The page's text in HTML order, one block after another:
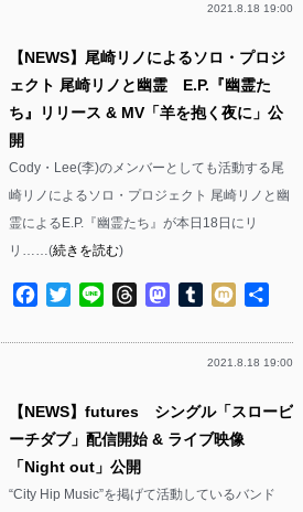
2021.8.18 19:00
【NEWS】尾崎リノによるソロ・プロジ
ェクト 尾崎リノと幽霊 E.P.『幽霊た
ち』リリース & MV「羊を抱く夜に」公
開
Cody・Lee(李)のメンバーとしても活動する尾
崎リノによるソロ・プロジェクト 尾崎リノと幽
霊によるE.P.『幽霊たち』が本日18日にリ
リ……(続きを読む)
Facebook
TwitterLine ThreadsMastodon
Tumblr
Mixi
2021.8.18 19:00
【NEWS】futures シングル「スロービ
ーチダブ」配信開始 & ライブ映像
「Night out」公開
“City Hip Music”を掲げて活動しているバンド